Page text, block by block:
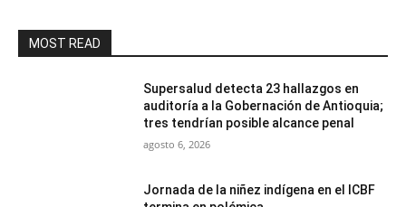
MOST READ
Supersalud detecta 23 hallazgos en
auditoría a la Gobernación de Antioquia;
tres tendrían posible alcance penal
agosto 6, 2026
Jornada de la niñez indígena en el ICBF